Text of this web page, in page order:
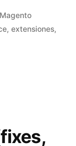
Publicado
Magento
, extensiones,